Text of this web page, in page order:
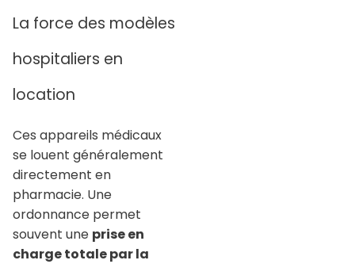
La force des modèles
hospitaliers en
location
Ces appareils médicaux
se louent généralement
directement en
pharmacie. Une
ordonnance permet
souvent une prise en
charge totale par la